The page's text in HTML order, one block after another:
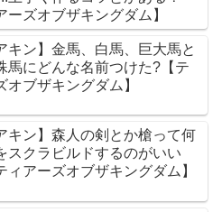
ーズオブザキングダム】
キン】金馬、白馬、巨大馬と
馬にどんな名前つけた?【テ
オブザキングダム】
キン】森人の剣とか槍って何
スクラビルドするのがいい
ィアーズオブザキングダム】